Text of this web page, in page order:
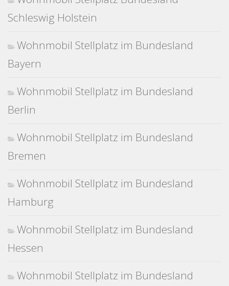
Schleswig Holstein
Wohnmobil Stellplatz im Bundesland
Bayern
Wohnmobil Stellplatz im Bundesland
Berlin
Wohnmobil Stellplatz im Bundesland
Bremen
Wohnmobil Stellplatz im Bundesland
Hamburg
Wohnmobil Stellplatz im Bundesland
Hessen
Wohnmobil Stellplatz im Bundesland